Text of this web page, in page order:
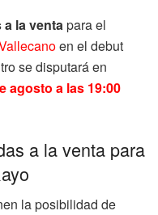
la ventapara el
en el debut
se disputará en
agosto a las 19:00
a la venta para
la posibilidad de